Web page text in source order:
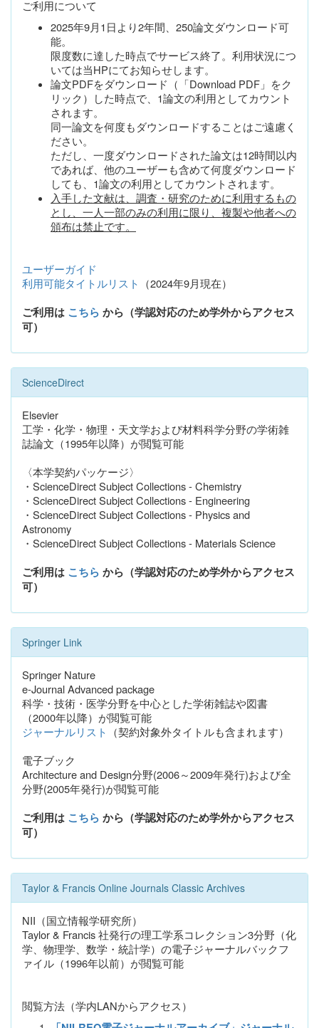
ご利用について
2025年9月1日より2年間、250論文ダウンロード可
能。
限度数に達した時点でサービス終了。利用状況につ
いては当HPにてお知らせします。
論文PDFをダウンロード（「Download PDF」をク
リック）した時点で、1論文の利用としてカウント
されます。
同一論文を何度もダウンロードすることはご遠慮く
ださい。
ただし、一度ダウンロードされた論文は12時間以内
であれば、他のユーザーも含めて何度ダウンロード
しても、1論文の利用としてカウントされます。
入手した文献は、調査・研究のために利用するもの
とし、一人一部のみの利用に限り、複製や他者への
頒布は禁止です。
ユーザーガイド
利用可能タイトルリスト （2024年9月現在）
ご利用は こちら から（学認対応のため学外からアクセス
可）
ScienceDirect
Elsevier
工学・化学・物理・天文学および材料科学分野の学術雑
誌論文（1995年以降）が閲覧可能
〈本学契約パッケージ〉
・ScienceDirect Subject Collections - Chemistry
・ScienceDirect Subject Collections - Engineering
・ScienceDirect Subject Collections - Physics and
Astronomy
・ScienceDirect Subject Collections - Materials Science
ご利用は こちら から（学認対応のため学外からアクセス
可）
Springer Link
Springer Nature
e-Journal Advanced package
科学・技術・医学分野を中心とした学術雑誌や図書
（2000年以降）が閲覧可能
ジャーナルリスト （契約対象外タイトルも含まれます）
電子ブック
Architecture and Design分野(2006～2009年発行)および全
分野(2005年発行)が閲覧可能
ご利用は こちら から（学認対応のため学外からアクセス
可）
Taylor & Francis Online Journals Classic Archives
NII（国立情報学研究所）
Taylor & Francis 社発行の理工学系コレクション3分野（化
学、物理学、数学・統計学）の電子ジャーナルバックフ
ァイル（1996年以前）が閲覧可能
閲覧方法（学内LANからアクセス）